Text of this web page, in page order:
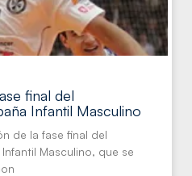
final del
Infantil Masculino
de la fase final del
Masculino, que se